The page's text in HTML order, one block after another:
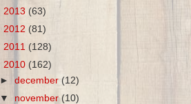
2013 (63)
2012 (81)
2011 (128)
2010 (162)
►december(12)
▼ november (10)